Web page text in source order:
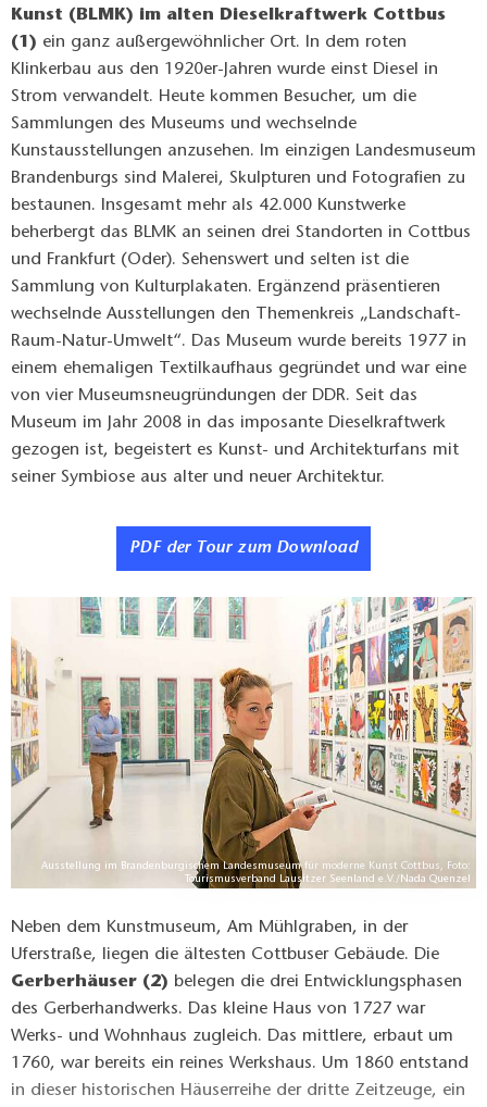
Kunst (BLMK) im alten Dieselkraftwerk Cottbus
(1) ein ganz außergewöhnlicher Ort. In dem roten
Klinkerbau aus den 1920er-Jahren wurde einst Diesel in
Strom verwandelt. Heute kommen Besucher, um die
Sammlungen des Museums und wechselnde
Kunstausstellungen anzusehen. Im einzigen Landesmuseum
Brandenburgs sind Malerei, Skulpturen und Fotografien zu
bestaunen. Insgesamt mehr als 42.000 Kunstwerke
beherbergt das BLMK an seinen drei Standorten in Cottbus
und Frankfurt (Oder). Sehenswert und selten ist die
Sammlung von Kulturplakaten. Ergänzend präsentieren
wechselnde Ausstellungen den Themenkreis „Landschaft-
Raum-Natur-Umwelt“. Das Museum wurde bereits 1977 in
einem ehemaligen Textilkaufhaus gegründet und war eine
von vier Museumsneugründungen der DDR. Seit das
Museum im Jahr 2008 in das imposante Dieselkraftwerk
gezogen ist, begeistert es Kunst- und Architekturfans mit
seiner Symbiose aus alter und neuer Architektur.
PDF der Tour zum Download
Ausstellung im Brandenburgischem Landesmuseum für moderne Kunst Cottbus, Foto:
Tourismusverband Lausitzer Seenland e.V./Nada Quenzel
Neben dem Kunstmuseum, Am Mühlgraben, in der
Uferstraße, liegen die ältesten Cottbuser Gebäude. Die
Gerberhäuser (2) belegen die drei Entwicklungsphasen
des Gerberhandwerks. Das kleine Haus von 1727 war
Werks- und Wohnhaus zugleich. Das mittlere, erbaut um
1760, war bereits ein reines Werkshaus. Um 1860 entstand
in dieser historischen Häuserreihe der dritte Zeitzeuge, ein